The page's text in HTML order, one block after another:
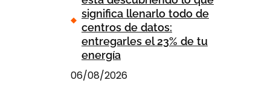
significa llenarlo todo de
centros de datos:
entregarles el 23% de tu
energía
06/08/2026